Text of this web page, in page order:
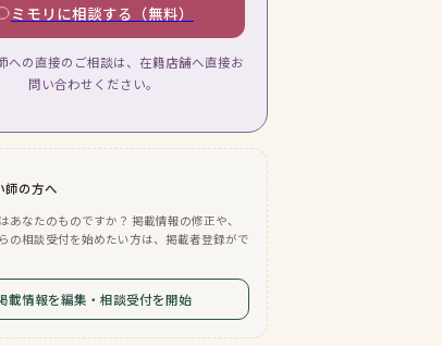
ミモリに相談する（無料）
への直接のご相談は、在籍店舗へ直接お
問い合わせください。
師の方へ
あなたのものですか？ 掲載情報の修正や、
の相談受付を始めたい方は、掲載者登録がで
載情報を編集・相談受付を開始